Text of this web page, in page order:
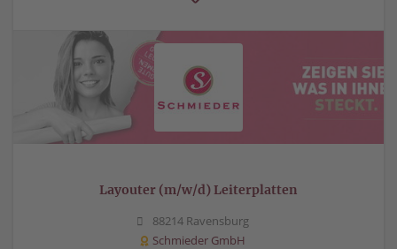
Layouter (m/w/d) Leiterplatten
88214 Ravensburg
Schmieder GmbH